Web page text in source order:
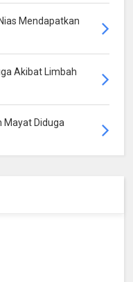
Mendapatkan
Akibat Limbah
Mayat Diduga